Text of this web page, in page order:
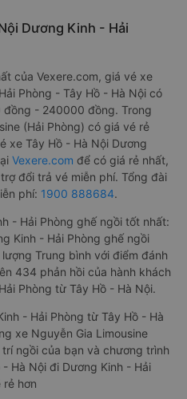
Dương Kinh - Hải
của Vexere.com, giá vé xe
Phòng - Tây Hồ - Hà Nội có
- 240000 đồng. Trong
(Hải Phòng) có giá vé rẻ
xe Tây Hồ - Hà Nội Dương
Vexere.com để có giá rẻ nhất,
đổi trả vé miễn phí. Tổng đài
phí: 1900 888684.
- Hải Phòng ghế ngồi tốt nhất:
Kinh - Hải Phòng ghế ngồi
Trung bình với điểm đánh
434 phản hồi của hành khách
Phòng từ Tây Hồ - Hà Nội.
- Hải Phòng từ Tây Hồ - Hà
xe Nguyễn Gia Limousine
ngồi của bạn và chương trình
Hà Nội đi Dương Kinh - Hải
rẻ hơn